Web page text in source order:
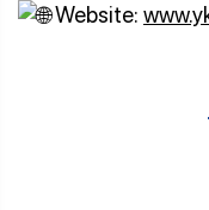
Website: